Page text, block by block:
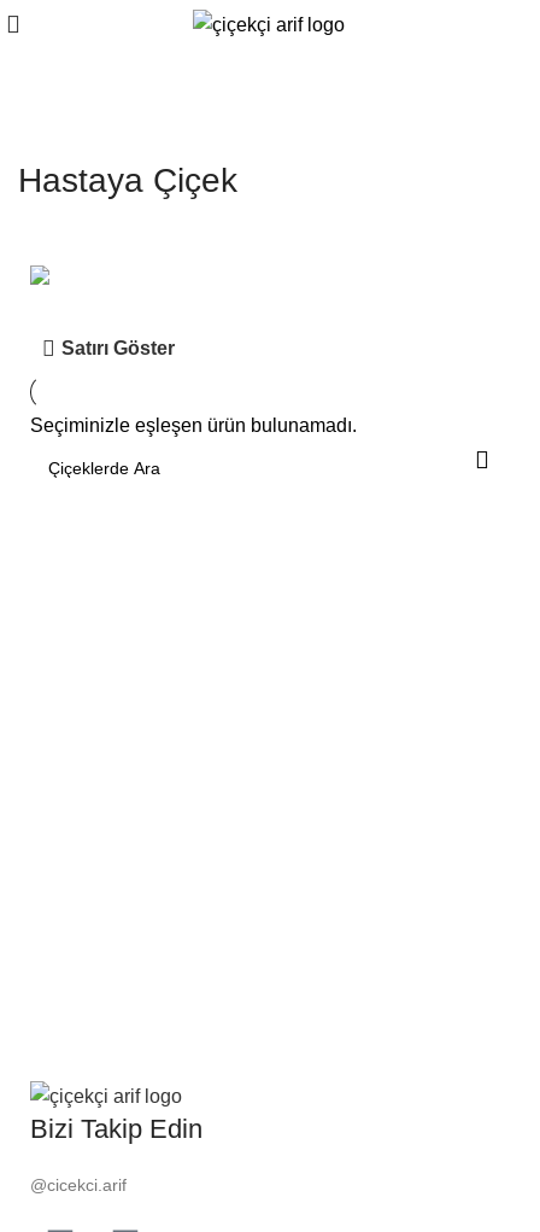
Hastaya Çiçek
Satırı Göster
Seçiminizle eşleşen ürün bulunamadı.
Bizi Takip Edin
@cicekci.arif